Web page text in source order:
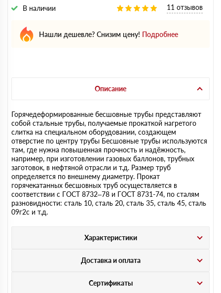
В наличии 11 отзывов
Нашли дешевле? Снизим цену! Подробнее
Описание
Горячедеформированные бесшовные трубы представляют
собой стальные трубы, получаемые прокаткой нагретого
слитка на специальном оборудовании, создающем
отверстие по центру трубы Бесшовные трубы используются
там, где нужна повышенная прочность и надёжность,
например, при изготовлении газовых баллонов, трубных
заготовок, в нефтяной отрасли и т.д. Размер труб
определяется по внешнему диаметру. Прокат
горячекатанных бесшовных труб осуществляется в
соответствии с ГОСТ 8732–78 и ГОСТ 8731-74, по сталям
разновидности: сталь 10, сталь 20, сталь 35, сталь 45, сталь
09г2с и т.д.
Характеристики
Доставка и оплата
Сертификаты